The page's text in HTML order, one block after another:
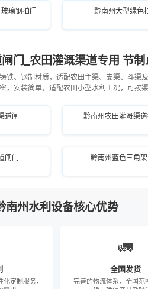
璃钢拍门 黔南州大型绿色
门_农田灌溉渠道专用 节制
、钢制材质，适配农田主渠、支渠、斗渠
，安装简单，适配农田小型水利工况，可按渠
道闸 黔南州农田灌溉渠
门 黔南州蓝色三角架
南州水利设备核心优势
定制服务，
🚛
全国发货
完善的物流体系，全国范